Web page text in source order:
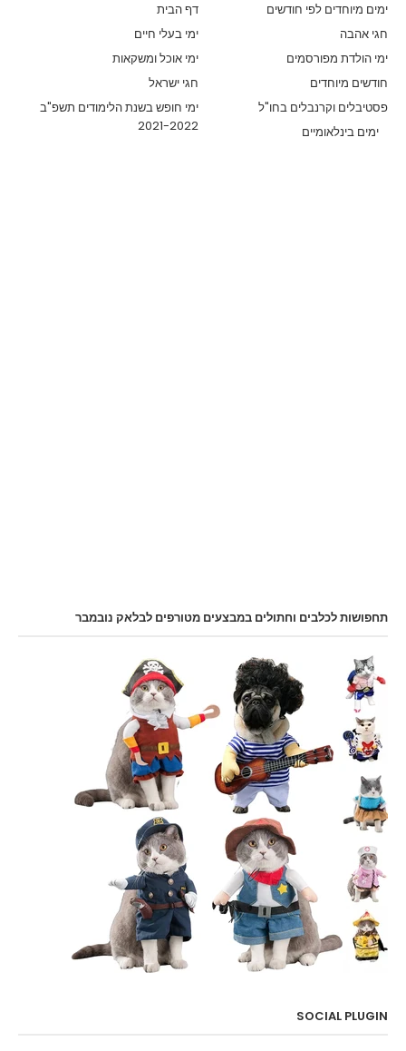
דף הבית
ימים מיוחדים לפי חודשים
ימי בעלי חיים
חגי אהבה
ימי אוכל ומשקאות
ימי הולדת מפורסמים
חגי ישראל
חודשים מיוחדים
ימי חופש בשנת הלימודים תשפ"ב
2021-2022
פסטיבלים וקרנבלים בחו"ל
ימים בינלאומיים
תחפושות לכלבים וחתולים במבצעים מטורפים לבלאק נובמבר
SOCIAL PLUGIN